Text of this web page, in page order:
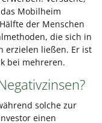
Mobilheim
der Menschen
die sich in
erzielen ließen. Er ist
bei mehreren.
solche zur
einen